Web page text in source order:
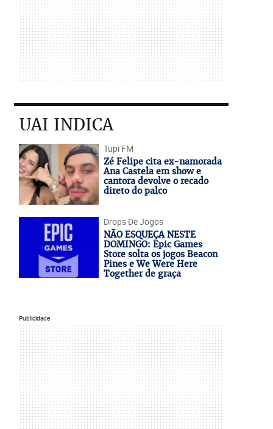
UAI INDICA
Tupi FM
Zé Felipe cita ex-namorada
Ana Castela em show e
cantora devolve o recado
direto do palco
Drops De Jogos
NÃO ESQUEÇA NESTE
DOMINGO: Epic Games
Store solta os jogos Beacon
Pines e We Were Here
Together de graça
Publicidade